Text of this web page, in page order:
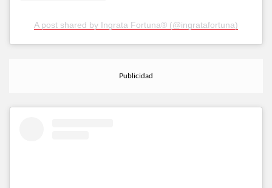
A post shared by Ingrata Fortuna® (@ingratafortuna)